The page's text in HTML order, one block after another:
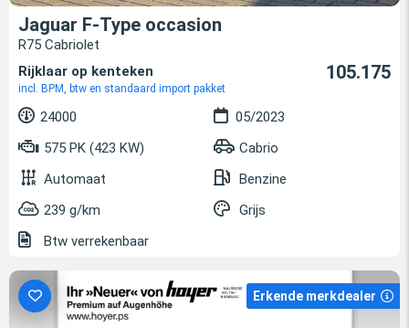
Jaguar F-Type occasion
R75 Cabriolet
Rijklaar op kenteken
incl. BPM, btw en standaard import pakket
105.175
24000
05/2023
575 PK (423 KW)
Cabrio
Automaat
Benzine
239 g/km
Grijs
Btw verrekenbaar
Erkende merkdealer